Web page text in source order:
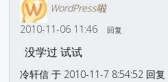
WordPress啦
2010-11-06 11:46
回复
没学过 试试
冷轩信 于 2010-11-7 8:54:52 回复